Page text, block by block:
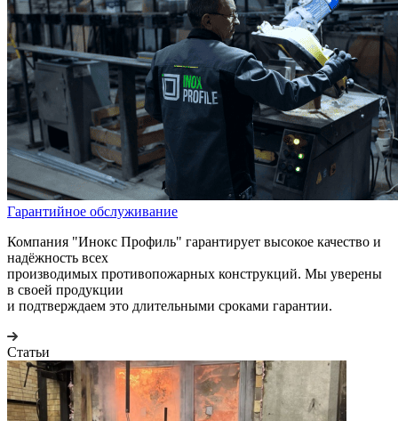
Гарантийное обслуживание
Компания "Инокс Профиль" гарантирует высокое качество и
надёжность всех
производимых противопожарных конструкций. Мы уверены
в своей продукции
и подтверждаем это длительными сроками гарантии.
Статьи